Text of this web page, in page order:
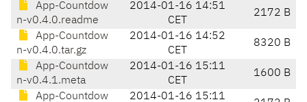
App-Countdow
n-v0.4.0.readme
2014-01-16 14:51
CET
2172 B
App-Countdow
n-v0.4.0.tar.gz
2014-01-16 14:52
CET
8320 B
App-Countdow
n-v0.4.1.meta
2014-01-16 15:11
CET
1600 B
App-Countdow
2014-01-16 15:11